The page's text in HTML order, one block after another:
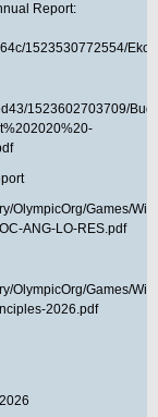
Report:
1523530772554/
1523602703709/
OlympicOrg/Games/
ANG-LO-RES.pdf
OlympicOrg/Games/
2026.pdf